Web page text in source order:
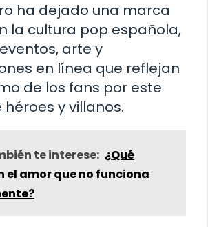
ha dejado una marca
la cultura pop española,
arte y
en línea que reflejan
de los fans por este
héroes y villanos.
te interese: ¿Qué
el amor que no funciona